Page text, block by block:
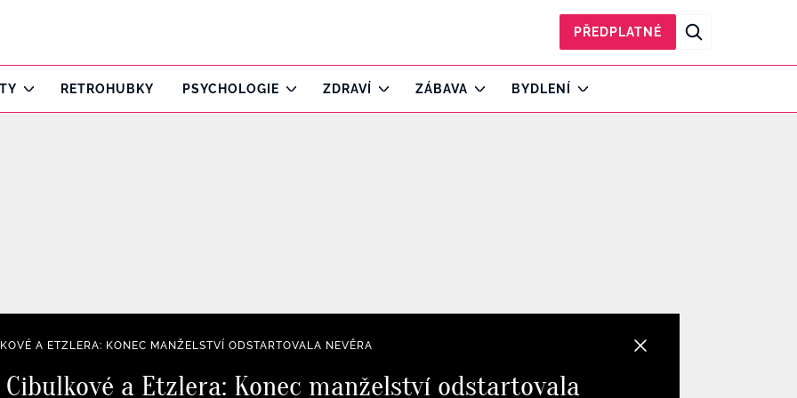
PŘEDPLATNÉ
RETROHUBKY PSYCHOLOGIE ZDRAVÍ ZÁBAVA BYDLENÍ
A ETZLERA: KONEC MANŽELSTVÍ ODSTARTOVALA NEVĚRA
Cibulkové a Etzlera: Konec manželství odstartovala